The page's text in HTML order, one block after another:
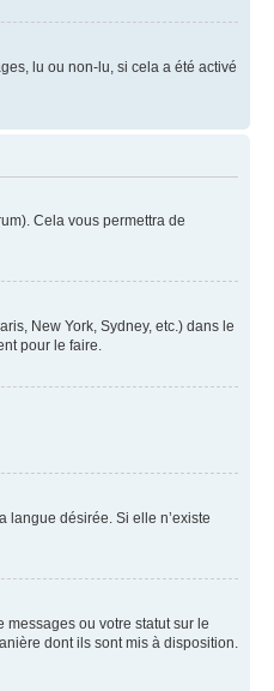
lu ou non-lu, si cela a été activé
Cela vous permettra de
New York, Sydney, etc.) dans le
pour le faire.
langue désirée. Si elle n’existe
ou votre statut sur le
dont ils sont mis à disposition.